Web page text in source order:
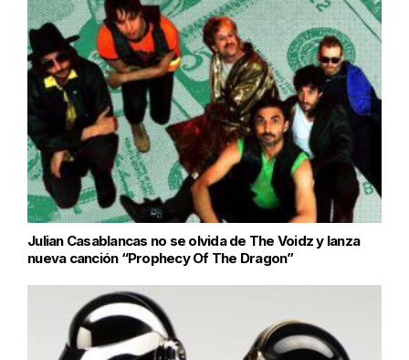
Julian Casablancas no se olvida de The Voidz y lanza
nueva canción “Prophecy Of The Dragon”